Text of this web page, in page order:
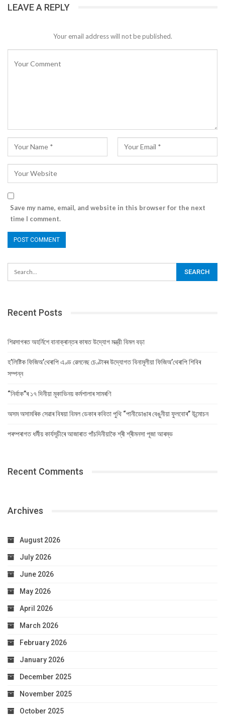
LEAVE A REPLY
Your email address will not be published.
Save my name, email, and website in this browser for the next
time I comment.
Recent Posts
শিৱসাগৰত অহৰ্নিশে বানাক্ৰান্তৰ কাষত উদ্যোগ মন্ত্রী বিমল বড়া
হ’লিষ্টিক ফিজিঅ’থেৰাপি এণ্ড ৱেলনেছ চেণ্টাৰৰ উদ্যোগত বিনামূলীয়া ফিজিঅ’থেৰাপি শিবিৰ
সম্পন্ন
“নিৰ্বাক”ৰ ১৭ দিনীয়া মূকাভিনয় কৰ্মশালাৰ সামৰণি
অসম অসামৰিক সেৱাৰ বিষয়া বিমল ডেকাৰ কবিতা পুথি “পানীডোঙাৰ বেঙুনীয়া ফুলবোৰ” উন্মোচন
পৰম্পৰাগত ধৰ্মীয় কাৰ্যসূচীৰে আজাৰাত পাঁচদিনীয়াকৈ শ্ৰী শ্ৰীমনসা পূজা আৰম্ভ
Recent Comments
Archives
August 2026
July 2026
June 2026
May 2026
April 2026
March 2026
February 2026
January 2026
December 2025
November 2025
October 2025